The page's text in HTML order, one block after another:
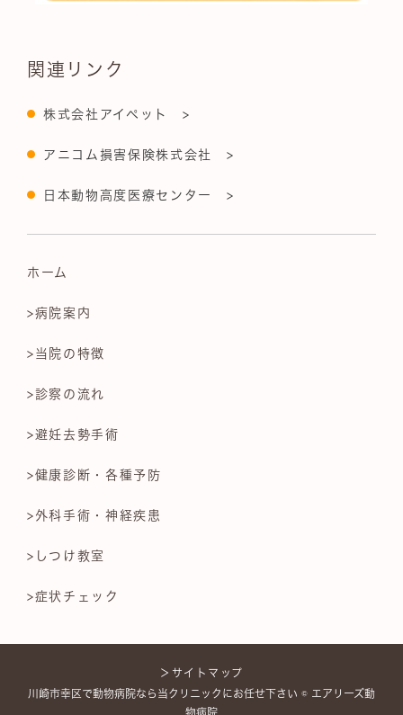
関連リンク
株式会社アイペット >
アニコム損害保険株式会社 >
日本動物高度医療センター >
ホーム
>病院案内
>当院の特徴
>診察の流れ
>避妊去勢手術
>健康診断・各種予防
>外科手術・神経疾患
>しつけ教室
>症状チェック
＞サイトマップ
川崎市幸区で動物病院なら当クリニックにお任せ下さい © エアリーズ動
物病院